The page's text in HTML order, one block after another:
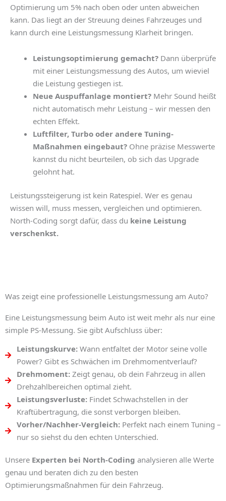
Optimierung um 5% nach oben oder unten abweichen
kann. Das liegt an der Streuung deines Fahrzeuges und
kann durch eine Leistungsmessung Klarheit bringen.
Leistungsoptimierung gemacht? Dann überprüfe
mit einer Leistungsmessung des Autos, um wieviel
die Leistung gestiegen ist.
Neue Auspuffanlage montiert? Mehr Sound heißt
nicht automatisch mehr Leistung – wir messen den
echten Effekt.
Luftfilter, Turbo oder andere Tuning-
Maßnahmen eingebaut? Ohne präzise Messwerte
kannst du nicht beurteilen, ob sich das Upgrade
gelohnt hat.
Leistungssteigerung ist kein Ratespiel. Wer es genau
wissen will, muss messen, vergleichen und optimieren.
North-Coding sorgt dafür, dass du keine Leistung
verschenkst.
Was zeigt eine professionelle Leistungsmessung am Auto?
Eine Leistungsmessung beim Auto ist weit mehr als nur eine
simple PS-Messung. Sie gibt Aufschluss über:
Leistungskurve:Wann entfaltet der Motor seine volle
Power? Gibt es Schwächen im Drehmomentverlauf?
Drehmoment:Zeigt genau, ob dein Fahrzeug in allen
Drehzahlbereichen optimal zieht.
Leistungsverluste:Findet Schwachstellen in der
Kraftübertragung, die sonst verborgen bleiben.
Vorher/Nachher-Vergleich:Perfekt nach einem Tuning –
nur so siehst du den echten Unterschied.
Unsere Experten bei North-Coding analysieren alle Werte
genau und beraten dich zu den besten
Optimierungsmaßnahmen für dein Fahrzeug.